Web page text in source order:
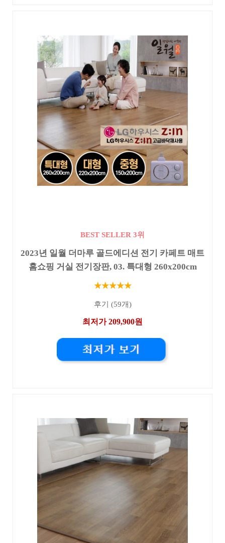
BEST SELLER 3위
2023년 일월 더마루 골드에디션 전기 카페트 매트
홈쇼핑 거실 전기장판, 03. 특대형 260x200cm
★★★★★
후기 (59개)
최저가 209,900원